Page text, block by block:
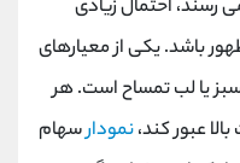
احتمال زیادی
باشد. یکی از معیارهای
یا لب تمساح است. هر
عبور کند،نمودارسهام